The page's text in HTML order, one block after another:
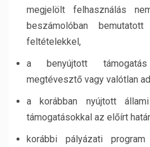
megjelölt felhasználás
beszámolóban
feltételekkel,
a benyújtott
megtévesztő vagy valótlan
a korábban nyújtott
támogatásokkal az előírt
korábbi pályázati